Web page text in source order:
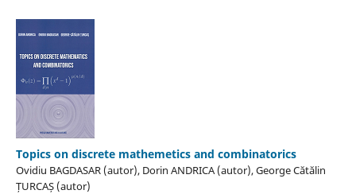
Topics on discrete mathemetics and combinatorics
Ovidiu BAGDASAR (autor), Dorin ANDRICA (autor), George Cătălin
ȚURCAȘ (autor)